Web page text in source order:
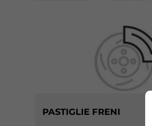
PASTIGLIE FRENI